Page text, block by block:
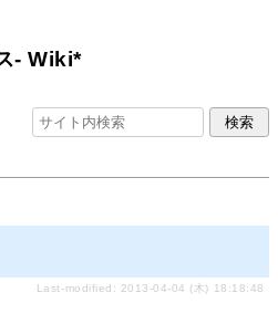
- Wiki*
Last-modified: 2013-04-04 (木) 18:18:48